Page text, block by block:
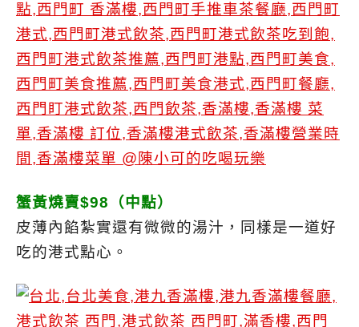
蟹黃燒賣$98（中點）
皮薄內餡紮實還有微微的湯汁，同樣是一道好
吃的港式點心。